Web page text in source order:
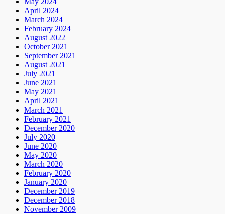
April 2024
March 2024
February 2024
August 2022
October 2021
September 2021
August 2021
July 2021
June 2021
May 2021
April 2021
March 2021
February 2021
December 2020
July 2020
June 2020
May 2020
March 2020
February 2020
January 2020
December 2019
December 2018
November 2009